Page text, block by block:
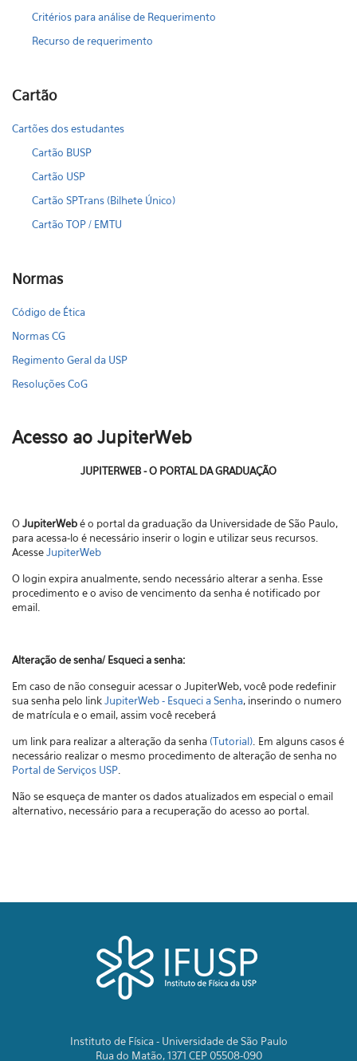
Critérios para análise de Requerimento
Recurso de requerimento
Cartão
Cartões dos estudantes
Cartão BUSP
Cartão USP
Cartão SPTrans (Bilhete Único)
Cartão TOP / EMTU
Normas
Código de Ética
Normas CG
Regimento Geral da USP
Resoluções CoG
Acesso ao JupiterWeb
JUPITERWEB - O PORTAL DA GRADUAÇÃO
OJupiterWebé o portal da graduação da Universidade de São Paulo,
para acessa-lo é necessário inserir o login e utilizar seus recursos.
AcesseJupiterWeb
O login expira anualmente, sendo necessário alterar a senha. Esse
procedimento e o aviso de vencimento da senha é notificado por
email.
Alteração de senha/ Esqueci a senha:
Em caso de não conseguir acessar o JupiterWeb, você pode redefinir
sua senha pelo linkJupiterWeb - Esqueci a Senha, inserindo o numero
de matrícula e o email, assim você receberá
um link para realizar a alteração da senha (Tutorial) Em alguns casos é
necessário realizar o mesmo procedimento de alteração de senha no
Portal de Serviços USP
Não se esqueça de manter os dados atualizados em especial o email
alternativo, necessário para a recuperação do acesso ao portal.
Instituto de Física - Universidade de São Paulo
Rua do Matão, 1371 CEP 05508-090